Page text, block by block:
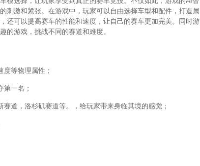
刺激和紧张。在游戏中，玩家可以自由选择车型和配件，打造属
还可以提高赛车的性能和速度，让自己的赛车更加完美。同时游
的游戏，挑战不同的赛道和难度。
等物理属性；
一名；
道，洛杉矶赛道等。，给玩家带来身临其境的感觉；